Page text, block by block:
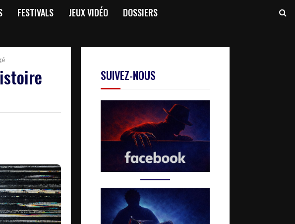
FESTIVALS JEUX VIDÉO DOSSIERS
SUIVEZ-NOUS